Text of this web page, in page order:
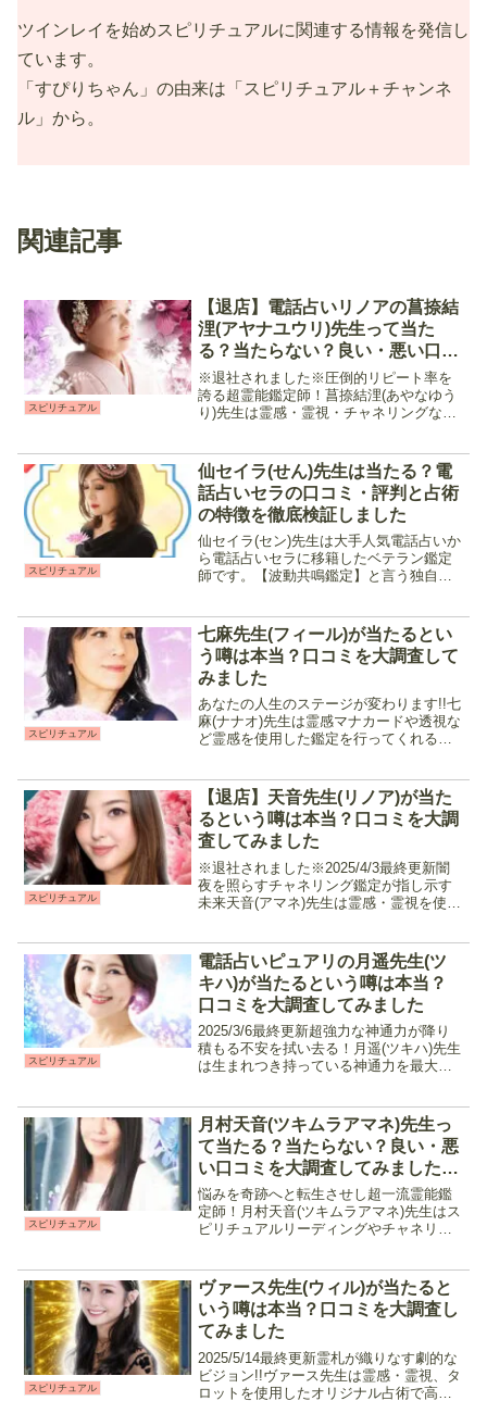
ツインレイを始めスピリチュアルに関連する情報を発信し
ています。
「すぴりちゃん」の由来は「スピリチュアル＋チャンネ
ル」から。
関連記事
スピリチュアル
【退店】電話占いリノアの菖捺結
浬(アヤナユウリ)先生って当た
る？当たらない？良い・悪い口コ
ミを大調査してみました
※退社されました※圧倒的リピート率を
誇る超霊能鑑定師！菖捺結浬(あやなゆう
り)先生は霊感・霊視・チャネリングなど
と言う時におすすめ。縁結びや引き寄せ
も行って貰えるので、恋...
スピリチュアル
仙セイラ(せん)先生は当たる？電
話占いセラの口コミ・評判と占術
の特徴を徹底検証しました
仙セイラ(セン)先生は大手人気電話占いか
ら電話占いセラに移籍したベテラン鑑定
師です。【波動共鳴鑑定】と言う独自の
率も高いと話題。話しやすく複雑な相談
も受け付けているので...
スピリチュアル
七麻先生(フィール)が当たるとい
う噂は本当？口コミを大調査して
みました
あなたの人生のステージが変わります!!七
麻(ナナオ)先生は霊感マナカードや透視な
ど霊感を使用した鑑定を行ってくれる先
持ちや現状、未来を読み解く事で行き詰
っている問題を解...
スピリチュアル
【退店】天音先生(リノア)が当た
るという噂は本当？口コミを大調
査してみました
※退社されました※2025/4/3最終更新闇
夜を照らすチャネリング鑑定が指し示す
未来天音(アマネ)先生は霊感・霊視を使用
行う占い師です。高次元の存在と繋がる
事で現状への...
スピリチュアル
電話占いピュアリの月遥先生(ツ
キハ)が当たるという噂は本当？
口コミを大調査してみました
2025/3/6最終更新超強力な神通力が降り
積もる不安を拭い去る！月遥(ツキハ)先生
は生まれつき持っている神通力を最大限
てしまった案件や、転職・職場での悩み
などマルチな...
スピリチュアル
月村天音(ツキムラアマネ)先生っ
て当たる？当たらない？良い・悪
い口コミを大調査してみました
【電話占いウィル】
悩みを奇跡へと転生させし超一流霊能鑑
定師！月村天音(ツキムラアマネ)先生はス
ピリチュアルリーディングやチャネリン
ます。恋愛や仕事、人間関係などで選択
を迫られた時、人生の...
スピリチュアル
ヴァース先生(ウィル)が当たると
いう噂は本当？口コミを大調査し
てみました
2025/5/14最終更新霊札が織りなす劇的な
ビジョン!!ヴァース先生は霊感・霊視、タ
ロットを使用したオリジナル占術で高次